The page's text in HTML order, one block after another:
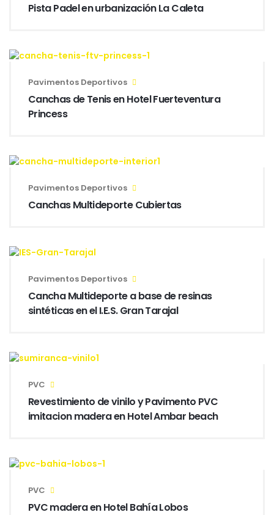
Pista Padel en urbanización La Caleta
Pavimentos Deportivos
Canchas de Tenis en Hotel Fuerteventura
Princess
Pavimentos Deportivos
Canchas Multideporte Cubiertas
Pavimentos Deportivos
Cancha Multideporte a base de resinas
sintéticas en el I.E.S. Gran Tarajal
PVC
Revestimiento de vinilo y Pavimento PVC
imitacion madera en Hotel Ambar beach
PVC
PVC madera en Hotel Bahía Lobos